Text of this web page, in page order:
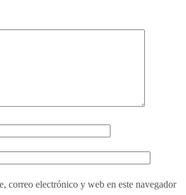
correo electrónico y web en este navegador